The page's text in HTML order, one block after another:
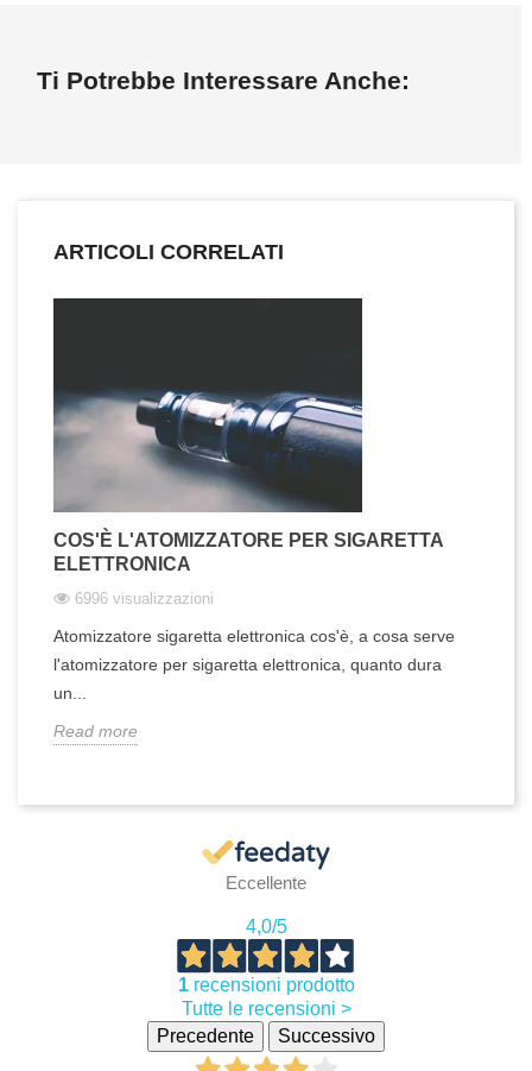
Ti Potrebbe Interessare Anche:
ARTICOLI CORRELATI
COS'È L'ATOMIZZATORE PER SIGARETTA
ELETTRONICA
6996 visualizzazioni
Atomizzatore sigaretta elettronica cos'è, a cosa serve
l'atomizzatore per sigaretta elettronica, quanto dura
un...
Read more
Eccellente
4,0/5
1recensioni prodotto
Tutte le recensioni >
Precedente
Successivo